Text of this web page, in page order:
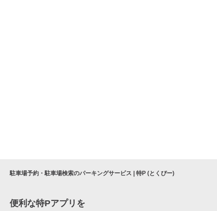
駐車場予約・駐車場検索のパーキングサービス | 特P (とくぴー)
便利な特Pアプリを